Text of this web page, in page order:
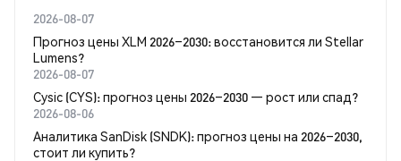
2026-08-07
Прогноз цены XLM 2026–2030: восстановится ли Stellar
Lumens?
2026-08-07
Cysic (CYS): прогноз цены 2026–2030 — рост или спад?
2026-08-06
Аналитика SanDisk (SNDK): прогноз цены на 2026–2030,
стоит ли купить?